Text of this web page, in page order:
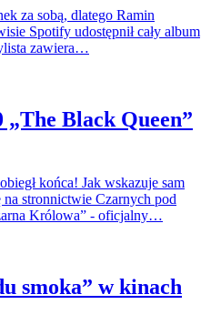
za sobą, dlatego Ramin
Spotify udostępnił cały album
zawiera…
„The Black Queen”
końca! Jak wskazuje sam
na stronnictwie Czarnych pod
Królowa” - oficjalny…
smoka” w kinach